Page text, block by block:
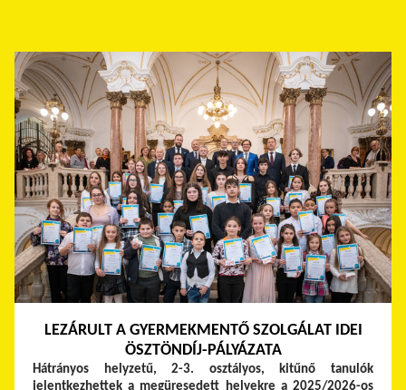
LEZÁRULT A GYERMEKMENTŐ SZOLGÁLAT IDEI
ÖSZTÖNDÍJ-PÁLYÁZATA
Hátrányos helyzetű, 2-3. osztályos, kitűnő tanulók
jelentkezhettek a megüresedett helyekre a 2025/2026-os